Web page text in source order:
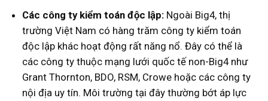
Các công ty kiểm toán độc lập:Ngoài Big4, thị
trường Việt Nam có hàng trăm công ty kiểm toán
độc lập khác hoạt động rất năng nổ. Đây có thể là
các công ty thuộc mạng lưới quốc tế non-Big4 như
Grant Thornton, BDO, RSM, Crowe hoặc các công ty
nội địa uy tín. Môi trường tại đây thường bớt áp lực